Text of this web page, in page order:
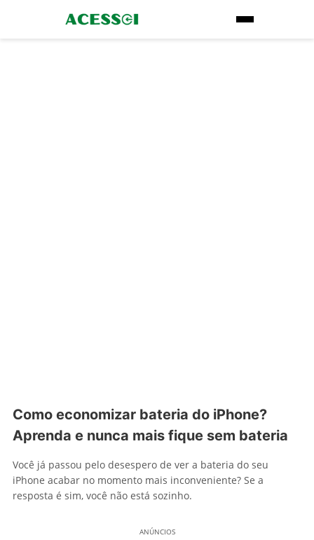
Como economizar bateria do iPhone?
Aprenda e nunca mais fique sem bateria
Você já passou pelo desespero de ver a bateria do seu
iPhone acabar no momento mais inconveniente? Se a
resposta é sim, você não está sozinho.
ANÚNCIOS